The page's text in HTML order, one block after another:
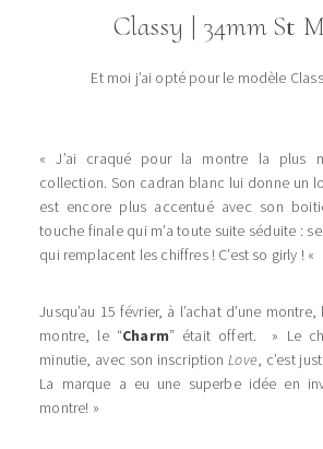
Classy | 34mmSt
Et moi j’ai opté pour le modèle
« J’ai craqué pour la montre la plus
collection. Son cadran blanc lui donne un
est encore plus accentué avec son
touche finale qui m’a toute suite séduite :
qui remplacent les chiffres ! C’est so girly ! «
Jusqu’au 15 février, à l’achat d’une
montre, le “Charm” était offert. » Le
minutie, avec son inscriptionLove, c’est
La marque a eu une superbe idée en
montre! »